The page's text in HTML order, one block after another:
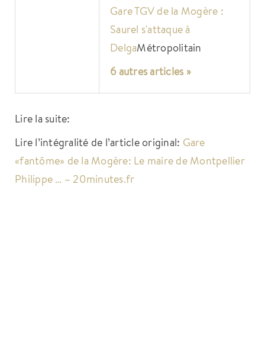
Gare TGV de la Mogère :
Saurel s'attaque à
DelgaMétropolitain
6 autres articles »
Lire la suite:
Lire l’intégralité de l’article original: Gare
«fantôme» de la Mogère: Le maire de Montpellier
Philippe … – 20minutes.fr